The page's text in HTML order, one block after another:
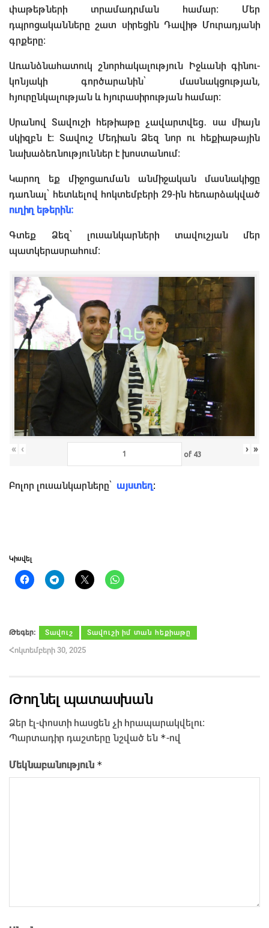
փաթեթների տրամադրման համար։ Մեր
դպրոցականները շատ սիրեցին Դավիթ Մուրադյանի
գրքերը։
Առանձնահատուկ շնորհակալություն Իջևանի գինու-
կոնյակի գործարանին՝ մասնակցության,
հյուրընկալության և հյուրասիրության համար։
Սրանով Տավուշի հեթիաթը չավարտվեց․ սա միայն
սկիզբն է։ Տավուշ Մեդիան Ձեզ նոր ու հեքիաթային
նախաձեռնություններ է խոստանում։
Կարող եք միջոցառման անմիջական մասնակիցը
դառնալ՝ հետևելով հոկտեմբերի 29-ին հեռարձակված
ուղիղ եթերին։
Գտեք Ձեզ՝ լուսանկարների տավուշյան մեր
պատկերասրահում։
« ‹ of 43 › »
Բոլոր լուսանկարները՝ այստեղ:
Կիսվել
Թեգեր։ Տավուշ Տավուշի իմ տան հեքիաթը
Հոկտեմբերի 30, 2025
Թողնել պատասխան
Ձեր էլ-փոստի հասցեն չի հրապարակվելու։
Պարտադիր դաշտերը նշված են *-ով
Մեկնաբանություն *